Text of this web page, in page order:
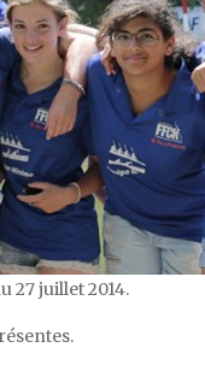
27 juillet 2014.